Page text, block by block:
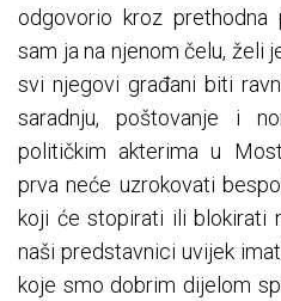
odgovorio kroz prethodna
sam ja na njenom čelu, želi
svi njegovi građani biti
saradnju, poštovanje i
političkim akterima u
prva neće uzrokovati
koji će stopirati ili blokirati
naši predstavnici uvijek
koje smo dobrim dijelom